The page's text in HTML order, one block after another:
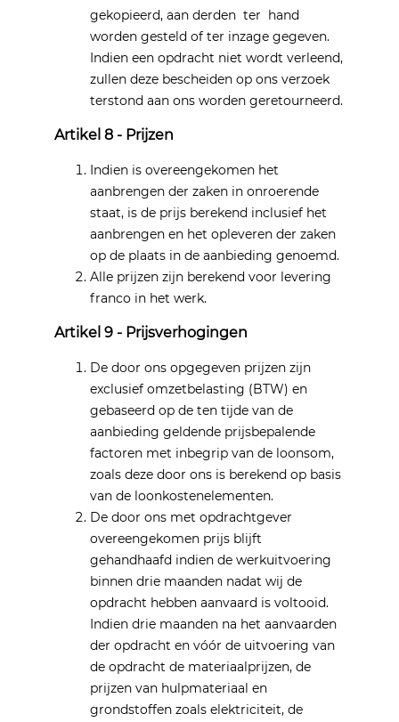
gekopieerd, aan derden ter hand
worden gesteld of ter inzage gegeven.
Indien een opdracht niet wordt verleend,
zullen deze bescheiden op ons verzoek
terstond aan ons worden geretourneerd.
Artikel 8 - Prijzen
Indien is overeengekomen het
aanbrengen der zaken in onroerende
staat, is de prijs berekend inclusief het
aanbrengen en het opleveren der zaken
op de plaats in de aanbieding genoemd.
Alle prijzen zijn berekend voor levering
franco in het werk.
Artikel 9 - Prijsverhogingen
De door ons opgegeven prijzen zijn
exclusief omzetbelasting (BTW) en
gebaseerd op de ten tijde van de
aanbieding geldende prijsbepalende
factoren met inbegrip van de loonsom,
zoals deze door ons is berekend op basis
van de loonkostenelementen.
De door ons met opdrachtgever
overeengekomen prijs blijft
gehandhaafd indien de werkuitvoering
binnen drie maanden nadat wij de
opdracht hebben aanvaard is voltooid.
Indien drie maanden na het aanvaarden
der opdracht en vóór de uitvoering van
de opdracht de materiaalprijzen, de
prijzen van hulpmateriaal en
grondstoffen zoals elektriciteit, de